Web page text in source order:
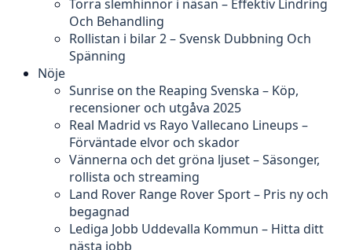
Torra slemhinnor i näsan – Effektiv Lindring
Och Behandling
Rollistan i bilar 2 – Svensk Dubbning Och
Spänning
Nöje
Sunrise on the Reaping Svenska – Köp,
recensioner och utgåva 2025
Real Madrid vs Rayo Vallecano Lineups –
Förväntade elvor och skador
Vännerna och det gröna ljuset – Säsonger,
rollista och streaming
Land Rover Range Rover Sport – Pris ny och
begagnad
Lediga Jobb Uddevalla Kommun – Hitta ditt
nästa jobb